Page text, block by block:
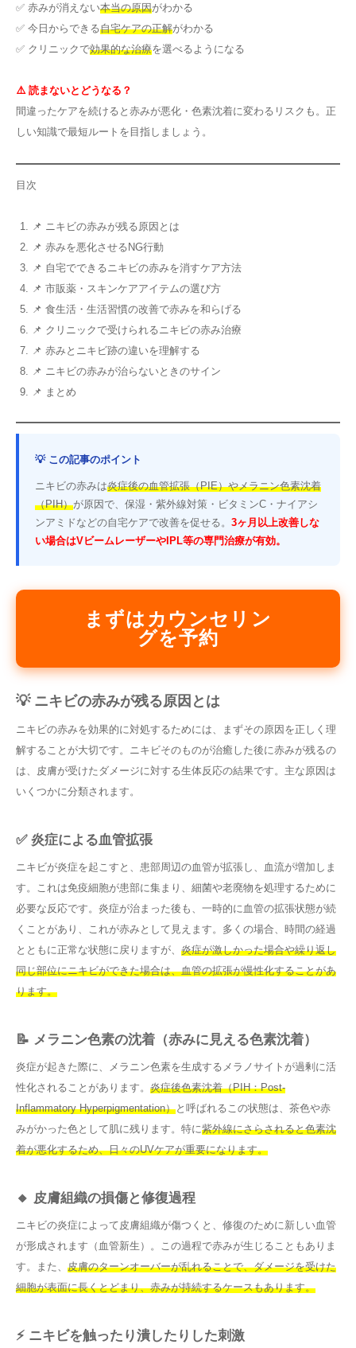
✅ 赤みが消えない本当の原因がわかる
✅ 今日からできる自宅ケアの正解がわかる
✅ クリニックで効果的な治療を選べるようになる
⚠️ 読まないとどうなる？
間違ったケアを続けると赤みが悪化・色素沈着に変わるリスクも。正
しい知識で最短ルートを目指しましょう。
目次
📌 ニキビの赤みが残る原因とは
📌 赤みを悪化させるNG行動
📌 自宅でできるニキビの赤みを消すケア方法
📌 市販薬・スキンケアアイテムの選び方
📌 食生活・生活習慣の改善で赤みを和らげる
📌 クリニックで受けられるニキビの赤み治療
📌 赤みとニキビ跡の違いを理解する
📌 ニキビの赤みが治らないときのサイン
📌 まとめ
💡 この記事のポイント
ニキビの赤みは炎症後の血管拡張（PIE）やメラニン色素沈着
（PIH）が原因で、保湿・紫外線対策・ビタミンC・ナイアシ
ンアミドなどの自宅ケアで改善を促せる。 3ヶ月以上改善しな
い場合はVビームレーザーやIPL等の専門治療が有効。
まずはカウンセリン
グを予約
💡 ニキビの赤みが残る原因とは
ニキビの赤みを効果的に対処するためには、まずその原因を正しく理
解することが大切です。ニキビそのものが治癒した後に赤みが残るの
は、皮膚が受けたダメージに対する生体反応の結果です。主な原因は
いくつかに分類されます。
✅ 炎症による血管拡張
ニキビが炎症を起こすと、患部周辺の血管が拡張し、血流が増加しま
す。これは免疫細胞が患部に集まり、細菌や老廃物を処理するために
必要な反応です。炎症が治まった後も、一時的に血管の拡張状態が続
くことがあり、これが赤みとして見えます。多くの場合、時間の経過
とともに正常な状態に戻りますが、 炎症が激しかった場合や繰り返し
同じ部位にニキビができた場合は、血管の拡張が慢性化することがあ
ります。
📝 メラニン色素の沈着（赤みに見える色素沈着）
炎症が起きた際に、メラニン色素を生成するメラノサイトが過剰に活
性化されることがあります。 炎症後色素沈着（PIH：Post-
Inflammatory Hyperpigmentation）と呼ばれるこの状態は、茶色や赤
みがかった色として肌に残ります。特に紫外線にさらされると色素沈
着が悪化するため、日々のUVケアが重要になります。
🔸 皮膚組織の損傷と修復過程
ニキビの炎症によって皮膚組織が傷つくと、修復のために新しい血管
が形成されます（血管新生）。この過程で赤みが生じることもありま
す。また、 皮膚のターンオーバーが乱れることで、ダメージを受けた
細胞が表面に長くとどまり、赤みが持続するケースもあります。
⚡ ニキビを触ったり潰したりした刺激